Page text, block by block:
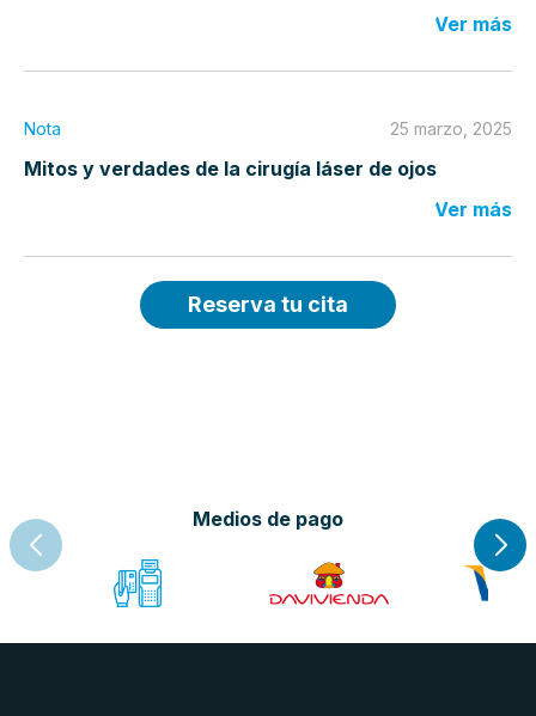
Ver más
Nota 25 marzo, 2025
Mitos y verdades de la cirugía láser de ojos
Ver más
Reserva tu cita
Medios de pago